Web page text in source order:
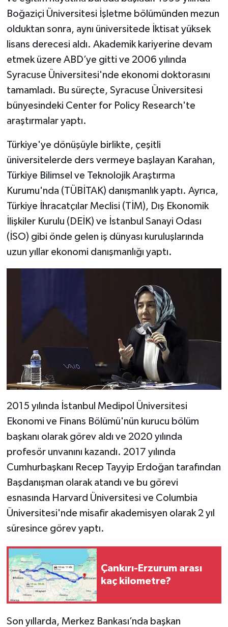
Boğaziçi Üniversitesi İşletme bölümünden mezun
olduktan sonra, aynı üniversitede İktisat yüksek
lisans derecesi aldı. Akademik kariyerine devam
etmek üzere ABD’ye gitti ve 2006 yılında
Syracuse Üniversitesi'nde ekonomi doktorasını
tamamladı. Bu süreçte, Syracuse Üniversitesi
bünyesindeki Center for Policy Research'te
araştırmalar yaptı.
Türkiye'ye dönüşüyle birlikte, çeşitli
üniversitelerde ders vermeye başlayan Karahan,
Türkiye Bilimsel ve Teknolojik Araştırma
Kurumu'nda (TÜBİTAK) danışmanlık yaptı. Ayrıca,
Türkiye İhracatçılar Meclisi (TİM), Dış Ekonomik
İlişkiler Kurulu (DEİK) ve İstanbul Sanayi Odası
(İSO) gibi önde gelen iş dünyası kuruluşlarında
uzun yıllar ekonomi danışmanlığı yaptı.
2015 yılında İstanbul Medipol Üniversitesi
Ekonomi ve Finans Bölümü'nün kurucu bölüm
başkanı olarak görev aldı ve 2020 yılında
profesör unvanını kazandı. 2017 yılında
Cumhurbaşkanı Recep Tayyip Erdoğan tarafından
Başdanışman olarak atandı ve bu görevi
esnasında Harvard Üniversitesi ve Columbia
Üniversitesi'nde misafir akademisyen olarak 2 yıl
süresince görev yaptı.
Çankırı-Erzurum arası
kaç kilometre?
Son yıllarda, Merkez Bankası’nda başkan